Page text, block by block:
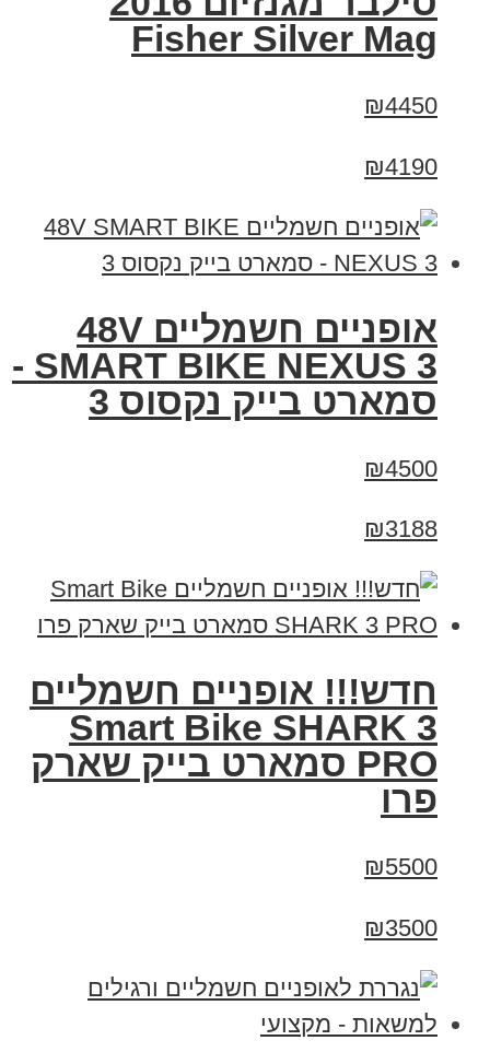
Fisher Silver Mag
₪4450
₪4190
אופניים חשמליים 48V
SMART BIKE NEXUS 3 -
סמארט בייק נקסוס 3
₪4500
₪3188
חדש!!! אופניים חשמליים
Smart Bike SHARK 3
PRO סמארט בייק שארק
פרו
₪5500
₪3500